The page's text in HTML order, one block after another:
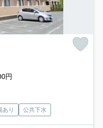
円
あり 公共下水